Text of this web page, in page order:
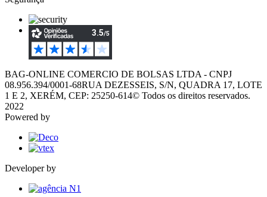
BAG-ONLINE COMERCIO DE BOLSAS LTDA - CNPJ
08.956.394/0001-68RUA DEZESSEIS, S/N, QUADRA 17, LOTE
1 E 2, XERÉM, CEP: 25250-614© Todos os direitos reservados.
2022
Powered by
Developer by